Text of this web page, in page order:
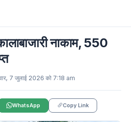
नाकाम, 550
7 जुलाई 2026 को 7:18 am
WhatsApp Copy Link